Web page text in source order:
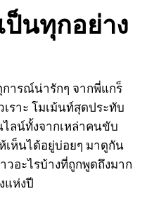
ป็นทุกอย่าง
การณ์น่ารักๆ จากพี่แกร็
ราะ โมเม้นท์สุดประทับ
ลน์ทั้งจากเหล่าคนขับ
เห็นได้อยู่บ่อยๆ มาดูกัน
วอะไรบ้างที่ถูกพูดถึงมาก
แห่งปี